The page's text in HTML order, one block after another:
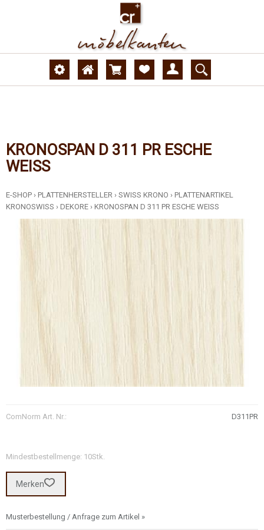
KRONOSPAN D 311 PR ESCHE
WEISS
E-SHOP › PLATTENHERSTELLER › SWISS KRONO › PLATTENARTIKEL
KRONOSWISS › DEKORE › KRONOSPAN D 311 PR ESCHE WEISS
ComNorm Art. Nr.: D311PR
Mindestbestellmenge: 10Stk.
Merken
Musterbestellung / Anfrage zum Artikel »